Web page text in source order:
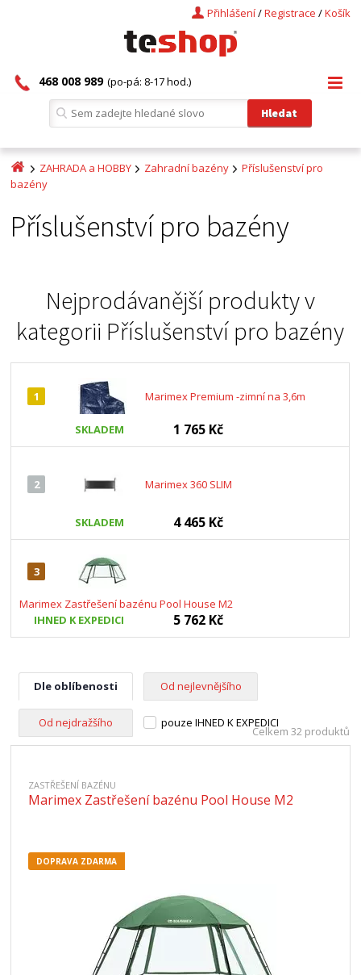
Košík
/
Registrace
/
Přihlášení
468 008 989 (po-pá: 8-17 hod.)
ZAHRADA a HOBBY Zahradní bazény
Příslušenství pro
bazény
Příslušenství pro bazény
Nejprodávanější produkty v
kategorii Příslušenství pro bazény
1 Marimex Premium -zimní na 3,6m
SKLADEM 1 765 Kč
2 Marimex 360 SLIM
SKLADEM 4 465 Kč
3
Marimex Zastřešení bazénu Pool House M2
IHNED K EXPEDICI
5 762 Kč
Dle oblíbenosti Od nejlevnějšího
Od nejdražšího pouze IHNED K EXPEDICI
Celkem 32 produktů
ZASTŘEŠENÍ BAZÉNU
Marimex Zastřešení bazénu Pool House M2
DOPRAVA ZDARMA